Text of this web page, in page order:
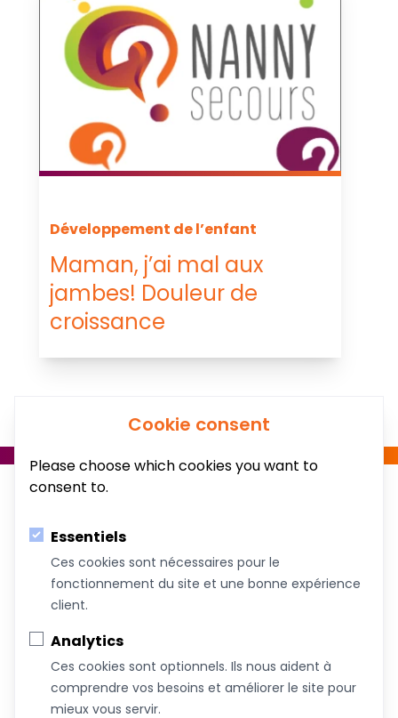
Développement de l’enfant
Maman, j’ai mal aux
jambes! Douleur de
croissance
Au service du bien-être de votre famille!
Coachs &
Intervenants
ateliers et
formations
Cookie consent
Please choose which cookies you want to
consent to.
Essentiels
Ces cookies sont nécessaires pour le
fonctionnement du site et une bonne expérience
client.
Analytics
Ces cookies sont optionnels. Ils nous aident à
comprendre vos besoins et améliorer le site pour
mieux vous servir.